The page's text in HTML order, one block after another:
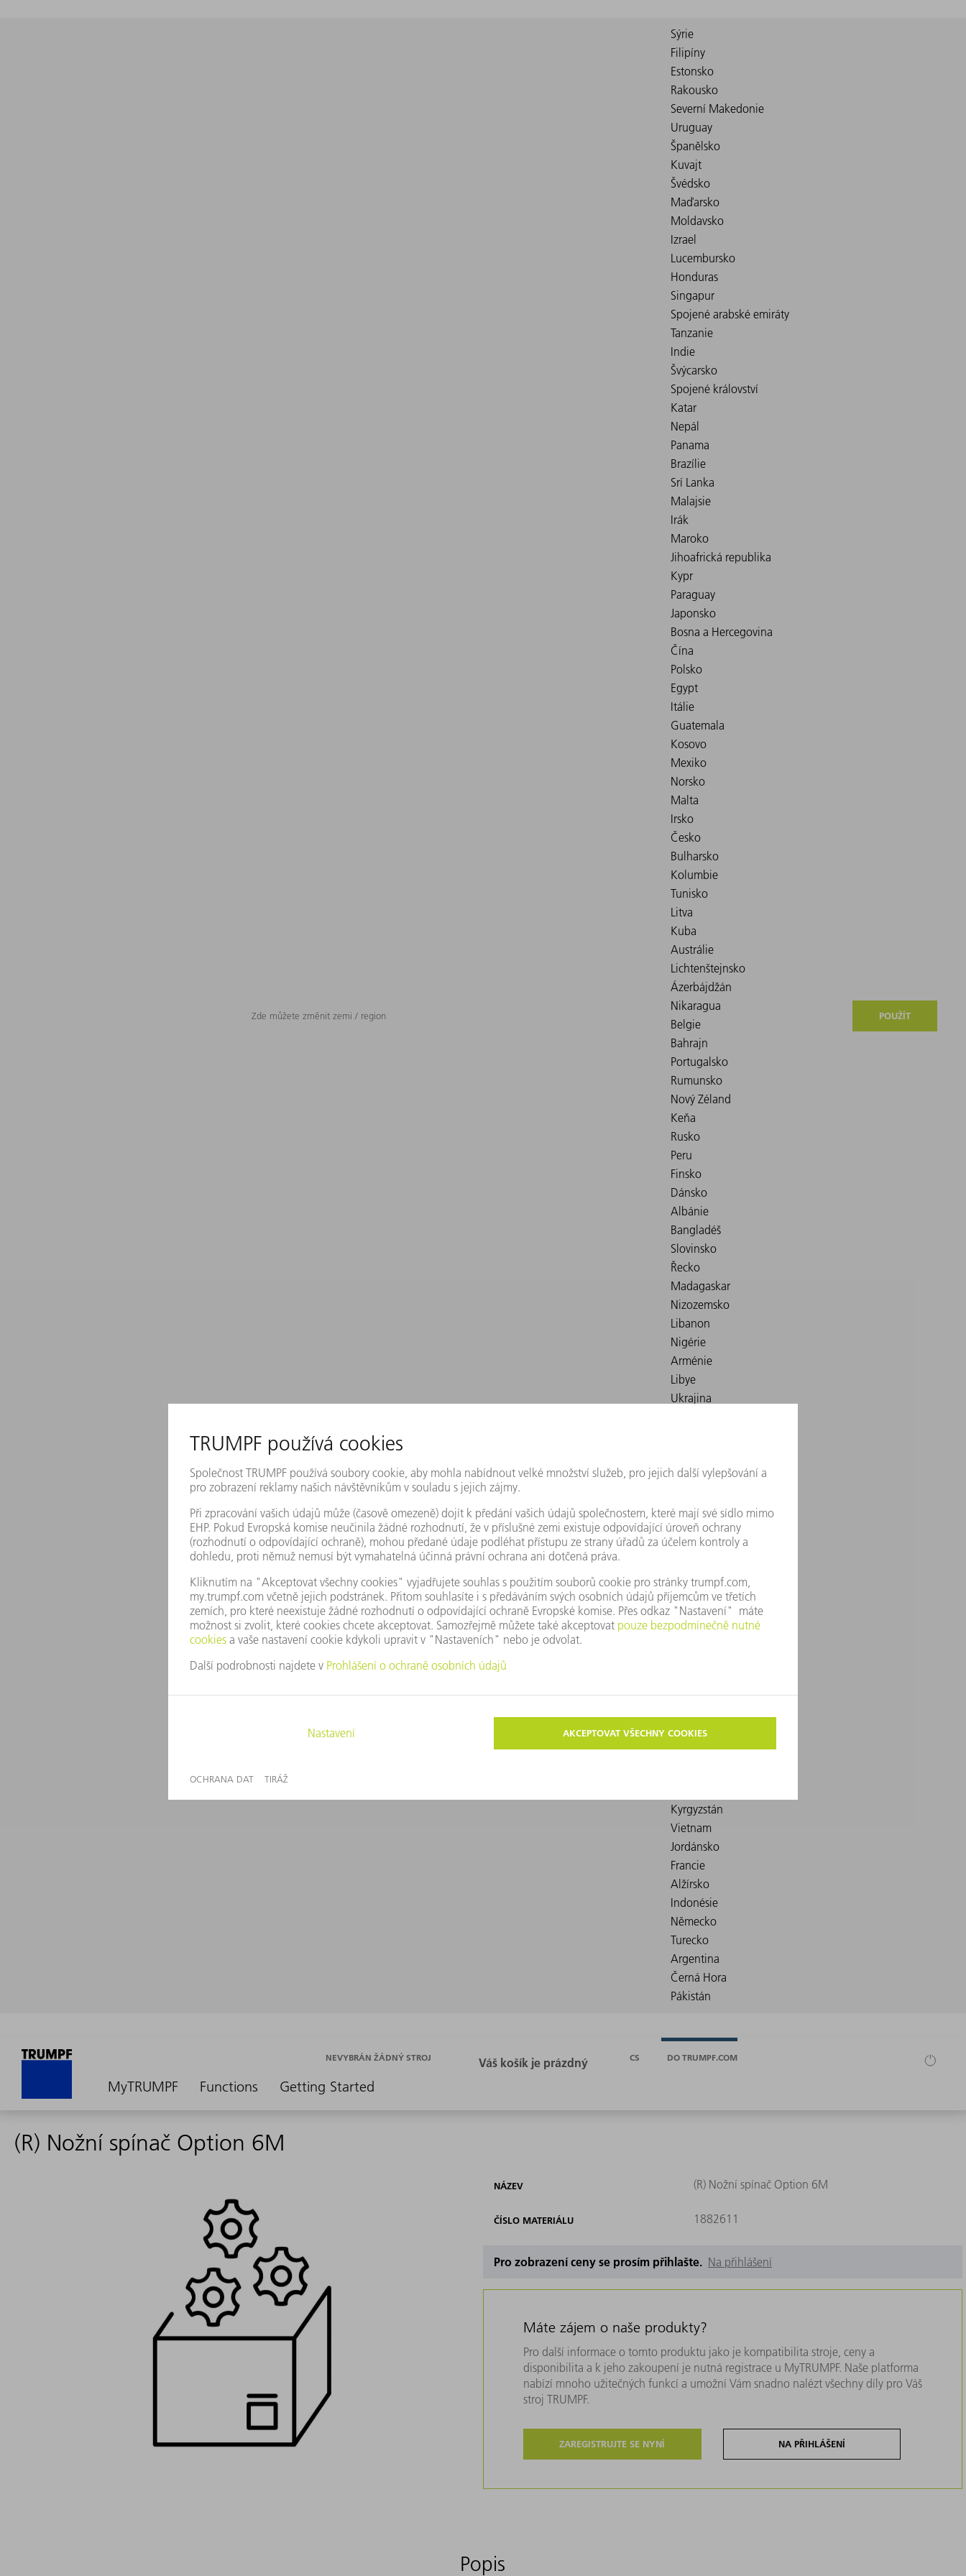
Zde můžete změnit zemi / region POUŽÍT
MyTRUMPF Functions Getting Started
NEVYBRÁN ŽÁDNÝ STROJ CS DO TRUMPF.COM
(R) Nožní spínač Option 6M
NÁZEV (R) Nožní spínač Option 6M
ČÍSLO MATERIÁLU 1882611
Pro zobrazení ceny se prosím přihlašte. Na přihlášení
Máte zájem o naše produkty?
Pro další informace o tomto produktu jako je kompatibilita stroje, ceny a
disponibilita a k jeho zakoupení je nutná registrace u MyTRUMPF. Naše platforma
nabízí mnoho užitečných funkcí a umožní Vám snadno nalézt všechny díly pro Váš
stroj TRUMPF.
ZAREGISTRUJTE SE NYNÍ NA PŘIHLÁŠENÍ
Popis